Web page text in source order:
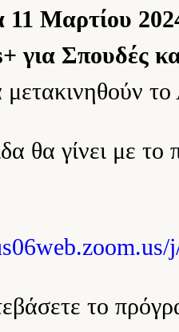
11 Μαρτίου
για Σπουδές
μετακινηθούν
θα γίνει με
το